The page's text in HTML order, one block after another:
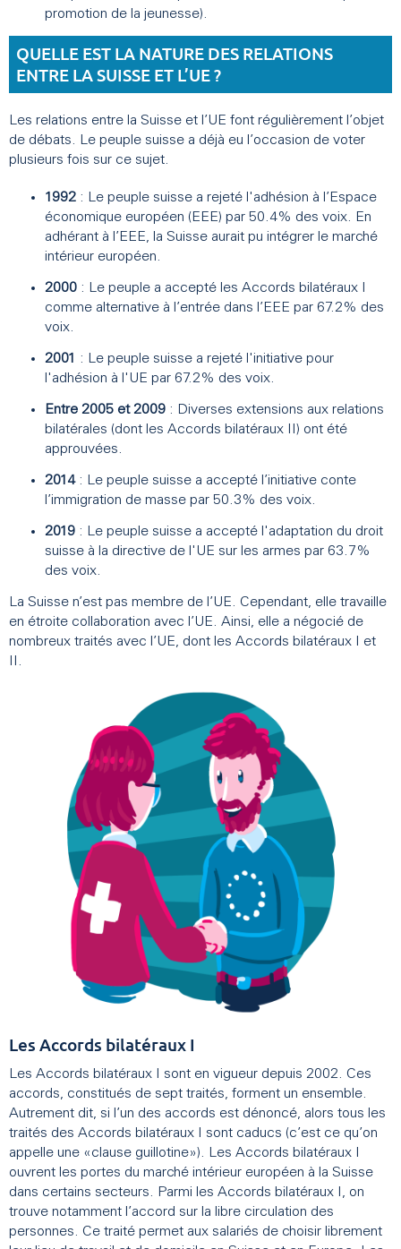
promotion de la jeunesse).
QUELLE EST LA NATURE DES RELATIONS
ENTRE LA SUISSE ET L’UE ?
Les relations entre la Suisse et l’UE font régulièrement l’objet
de débats. Le peuple suisse a déjà eu l’occasion de voter
plusieurs fois sur ce sujet.
1992 : Le peuple suisse a rejeté l'adhésion à l’Espace
économique européen (EEE) par 50.4% des voix. En
adhérant à l’EEE, la Suisse aurait pu intégrer le marché
intérieur européen.
2000 : Le peuple a accepté les Accords bilatéraux I
comme alternative à l’entrée dans l’EEE par 67.2% des
voix.
2001 : Le peuple suisse a rejeté l'initiative pour
l'adhésion à l'UE par 67.2% des voix.
Entre 2005 et 2009 : Diverses extensions aux relations
bilatérales (dont les Accords bilatéraux II) ont été
approuvées.
2014 : Le peuple suisse a accepté l’initiative conte
l’immigration de masse par 50.3% des voix.
2019 : Le peuple suisse a accepté l'adaptation du droit
suisse à la directive de l'UE sur les armes par 63.7%
des voix.
La Suisse n’est pas membre de l’UE. Cependant, elle travaille
en étroite collaboration avec l’UE. Ainsi, elle a négocié de
nombreux traités avec l’UE, dont les Accords bilatéraux I et
II.
Les Accords bilatéraux I
Les Accords bilatéraux I sont en vigueur depuis 2002. Ces
accords, constitués de sept traités, forment un ensemble.
Autrement dit, si l’un des accords est dénoncé, alors tous les
traités des Accords bilatéraux I sont caducs (c’est ce qu’on
appelle une «clause guillotine»). Les Accords bilatéraux I
ouvrent les portes du marché intérieur européen à la Suisse
dans certains secteurs. Parmi les Accords bilatéraux I, on
trouve notamment l’accord sur la libre circulation des
personnes. Ce traité permet aux salariés de choisir librement